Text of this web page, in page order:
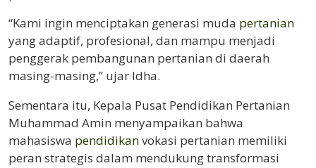
“Kami ingin menciptakan generasi muda pertanian
yang adaptif, profesional, dan mampu menjadi
penggerak pembangunan pertanian di daerah
masing-masing,” ujar Idha.
Sementara itu, Kepala Pusat Pendidikan Pertanian
Muhammad Amin menyampaikan bahwa
mahasiswa pendidikanvokasi pertanian memiliki
peran strategis dalam mendukung transformasi